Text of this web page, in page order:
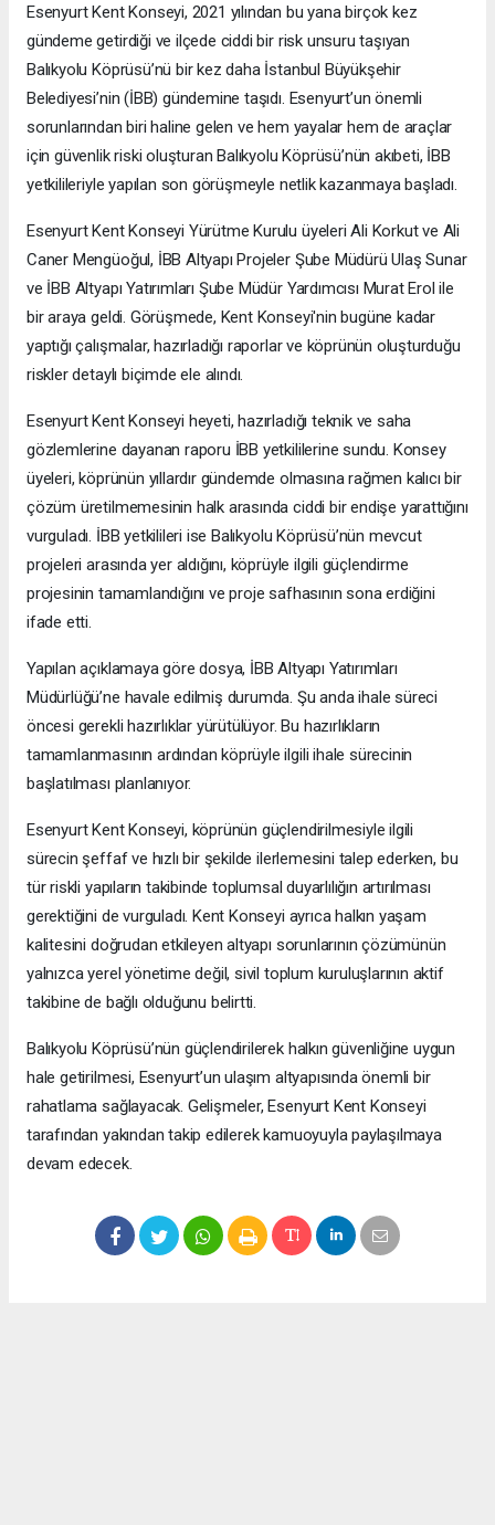
Esenyurt Kent Konseyi, 2021 yılından bu yana birçok kez
gündeme getirdiği ve ilçede ciddi bir risk unsuru taşıyan
Balıkyolu Köprüsü’nü bir kez daha İstanbul Büyükşehir
Belediyesi’nin (İBB) gündemine taşıdı. Esenyurt’un önemli
sorunlarından biri haline gelen ve hem yayalar hem de araçlar
için güvenlik riski oluşturan Balıkyolu Köprüsü’nün akıbeti, İBB
yetkilileriyle yapılan son görüşmeyle netlik kazanmaya başladı.
Esenyurt Kent Konseyi Yürütme Kurulu üyeleri Ali Korkut ve Ali
Caner Mengüoğul, İBB Altyapı Projeler Şube Müdürü Ulaş Sunar
ve İBB Altyapı Yatırımları Şube Müdür Yardımcısı Murat Erol ile
bir araya geldi. Görüşmede, Kent Konseyi'nin bugüne kadar
yaptığı çalışmalar, hazırladığı raporlar ve köprünün oluşturduğu
riskler detaylı biçimde ele alındı.
Esenyurt Kent Konseyi heyeti, hazırladığı teknik ve saha
gözlemlerine dayanan raporu İBB yetkililerine sundu. Konsey
üyeleri, köprünün yıllardır gündemde olmasına rağmen kalıcı bir
çözüm üretilmemesinin halk arasında ciddi bir endişe yarattığını
vurguladı. İBB yetkilileri ise Balıkyolu Köprüsü’nün mevcut
projeleri arasında yer aldığını, köprüyle ilgili güçlendirme
projesinin tamamlandığını ve proje safhasının sona erdiğini
ifade etti.
Yapılan açıklamaya göre dosya, İBB Altyapı Yatırımları
Müdürlüğü’ne havale edilmiş durumda. Şu anda ihale süreci
öncesi gerekli hazırlıklar yürütülüyor. Bu hazırlıkların
tamamlanmasının ardından köprüyle ilgili ihale sürecinin
başlatılması planlanıyor.
Esenyurt Kent Konseyi, köprünün güçlendirilmesiyle ilgili
sürecin şeffaf ve hızlı bir şekilde ilerlemesini talep ederken, bu
tür riskli yapıların takibinde toplumsal duyarlılığın artırılması
gerektiğini de vurguladı. Kent Konseyi ayrıca halkın yaşam
kalitesini doğrudan etkileyen altyapı sorunlarının çözümünün
yalnızca yerel yönetime değil, sivil toplum kuruluşlarının aktif
takibine de bağlı olduğunu belirtti.
Balıkyolu Köprüsü’nün güçlendirilerek halkın güvenliğine uygun
hale getirilmesi, Esenyurt’un ulaşım altyapısında önemli bir
rahatlama sağlayacak. Gelişmeler, Esenyurt Kent Konseyi
tarafından yakından takip edilerek kamuoyuyla paylaşılmaya
devam edecek.